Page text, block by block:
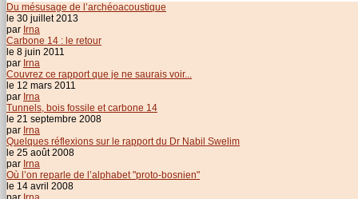
Du mésusage de l’archéoacoustique
le 30 juillet 2013
par Irna
Carbone 14 : le retour
le 8 juin 2011
par Irna
Couvrez ce rapport que je ne saurais voir...
le 12 mars 2011
par Irna
Tunnels, bois fossile et carbone 14
le 21 septembre 2008
par Irna
Quelques réflexions sur le rapport du Dr Nabil Swelim
le 25 août 2008
par Irna
Où l’on reparle de l’alphabet "proto-bosnien"
le 14 avril 2008